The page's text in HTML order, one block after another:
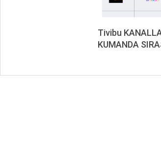
Tivibu
KUMANDA